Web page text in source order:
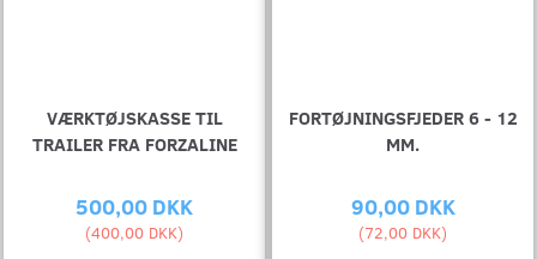
VÆRKTØJSKASSE TIL
TRAILER FRA FORZALINE
500,00 DKK
(400,00 DKK)
FORTØJNINGSFJEDER 6 - 12
MM.
90,00 DKK
(72,00 DKK)